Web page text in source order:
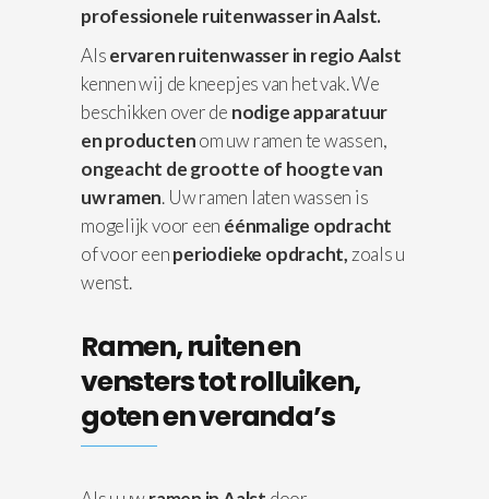
professionele ruitenwasser in Aalst.
Alservaren ruitenwasser in regio Aalst
kennen wij de kneepjes van het vak. We
beschikken over de nodige apparatuur
en productenom uw ramen te wassen,
ongeacht de grootte of hoogte van
uw ramen. Uw ramen laten wassen is
mogelijk voor een éénmalige opdracht
of voor eenperiodieke opdracht, zoals u
wenst.
Ramen, ruiten en
vensters tot rolluiken,
goten en veranda’s